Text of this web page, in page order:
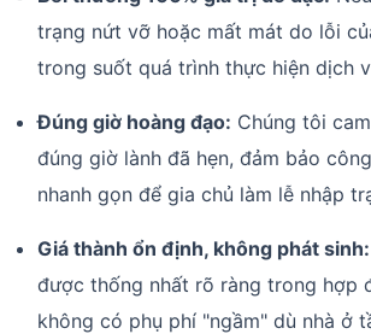
trạng nứt vỡ hoặc mất mát do lỗi
trong suốt quá trình thực hiện dịch
Đúng giờ hoàng đạo: Chúng tôi
đúng giờ lành đã hẹn, đảm bảo
nhanh gọn để gia chủ làm lễ nhập
Giá thành ổn định, không phát sinh:
được thống nhất rõ ràng trong hợp
không có phụ phí "ngầm" dù nhà ở